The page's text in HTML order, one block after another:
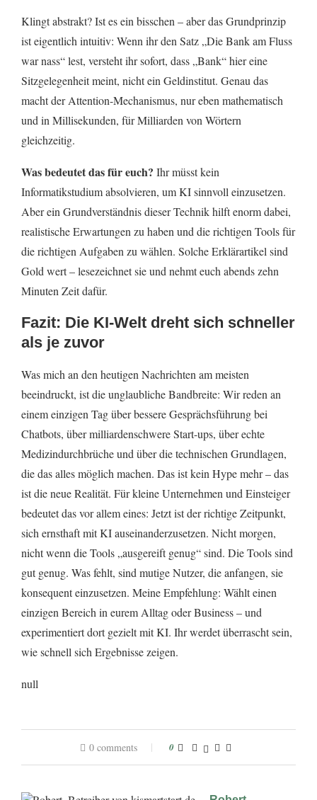
Klingt abstrakt? Ist es ein bisschen – aber das Grundprinzip
ist eigentlich intuitiv: Wenn ihr den Satz „Die Bank am Fluss
war nass“ lest, versteht ihr sofort, dass „Bank“ hier eine
Sitzgelegenheit meint, nicht ein Geldinstitut. Genau das
macht der Attention-Mechanismus, nur eben mathematisch
und in Millisekunden, für Milliarden von Wörtern
gleichzeitig.
Was bedeutet das für euch? Ihr müsst kein
Informatikstudium absolvieren, um KI sinnvoll einzusetzen.
Aber ein Grundverständnis dieser Technik hilft enorm dabei,
realistische Erwartungen zu haben und die richtigen Tools für
die richtigen Aufgaben zu wählen. Solche Erklärartikel sind
Gold wert – lesezeichnet sie und nehmt euch abends zehn
Minuten Zeit dafür.
Fazit: Die KI-Welt dreht sich schneller
als je zuvor
Was mich an den heutigen Nachrichten am meisten
beeindruckt, ist die unglaubliche Bandbreite: Wir reden an
einem einzigen Tag über bessere Gesprächsführung bei
Chatbots, über milliardenschwere Start-ups, über echte
Medizindurchbrüche und über die technischen Grundlagen,
die das alles möglich machen. Das ist kein Hype mehr – das
ist die neue Realität. Für kleine Unternehmen und Einsteiger
bedeutet das vor allem eines: Jetzt ist der richtige Zeitpunkt,
sich ernsthaft mit KI auseinanderzusetzen. Nicht morgen,
nicht wenn die Tools „ausgereift genug“ sind. Die Tools sind
gut genug. Was fehlt, sind mutige Nutzer, die anfangen, sie
konsequent einzusetzen. Meine Empfehlung: Wählt einen
einzigen Bereich in eurem Alltag oder Business – und
experimentiert dort gezielt mit KI. Ihr werdet überrascht sein,
wie schnell sich Ergebnisse zeigen.
null
0 comments 0